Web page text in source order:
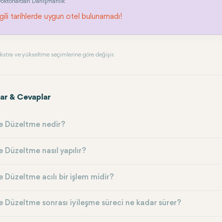
Danışmanlık
tarihlerde uygun otel bulunamadı!
ve yükseltme seçimlerine göre değişir.
& Cevaplar
Düzeltme nedir?
Düzeltme nasıl yapılır?
Düzeltme acılı bir işlem midir?
Düzeltme sonrası iyileşme süreci ne kadar sürer?